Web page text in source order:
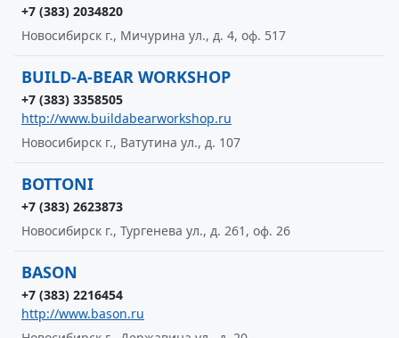
+7 (383) 2034820
Новосибирск г., Мичурина ул., д. 4, оф. 517
BUILD-A-BEAR WORKSHOP
+7 (383) 3358505
http://www.buildabearworkshop.ru
Новосибирск г., Ватутина ул., д. 107
BOTTONI
+7 (383) 2623873
Новосибирск г., Тургенева ул., д. 261, оф. 26
BASON
+7 (383) 2216454
http://www.bason.ru